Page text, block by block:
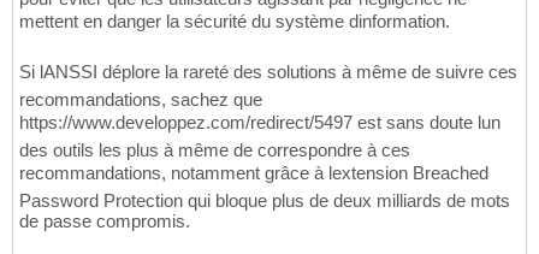
mettent en danger la sécurité du système dinformation.
Si lANSSI déplore la rareté des solutions à même de suivre ces
recommandations, sachez que
https://www.developpez.com/redirect/5497 est sans doute lun
des outils les plus à même de correspondre à ces
recommandations, notamment grâce à lextension Breached
Password Protection qui bloque plus de deux milliards de mots
de passe compromis.